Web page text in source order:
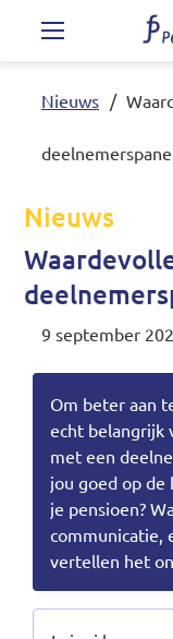
Overslaan en naar de
Ons
Nieuwe
Mijn
Nieuws
Video's
Documenten
Contact
Nieuws
Nieuws
9 september
Om beter aan
echt belangrijk
met een
jou goed op
je pensioen?
communicatie,
vertellen het